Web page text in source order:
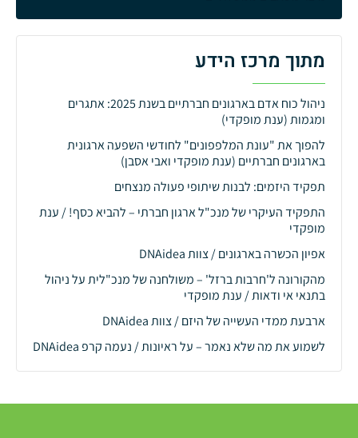
מתוך מרכז הידע
ניהול כוח אדם בארגונים חברתיים בשנת 2025: אתגרים
ומגמות (ענת מופקדי)
להפוך את "עונת המלפפונים" לחודשי השפעה ארגונית
בארגונים חברתיים (ענת מופקדי ואבי אסבן)
תפקיד היזמים: לבנות שיתופי פעולה מנצחים
התפקיד העיקרי של מנכ"ל ארגון חברתי – להביא כסף! / ענת
מופקדי
אפיון הכשרה בארגונים / צוות DNAidea
מהקורונה ל'חרבות ברזל' – משולחנה של מנכ"לית על ניהול
בתנאי אי ודאות / ענת מופקדי
ארבעת ממדי העשייה של היזם / צוות DNAidea
לשמוע את מה שלא נאמר – על ראיונות / נעמה קרפ DNAidea